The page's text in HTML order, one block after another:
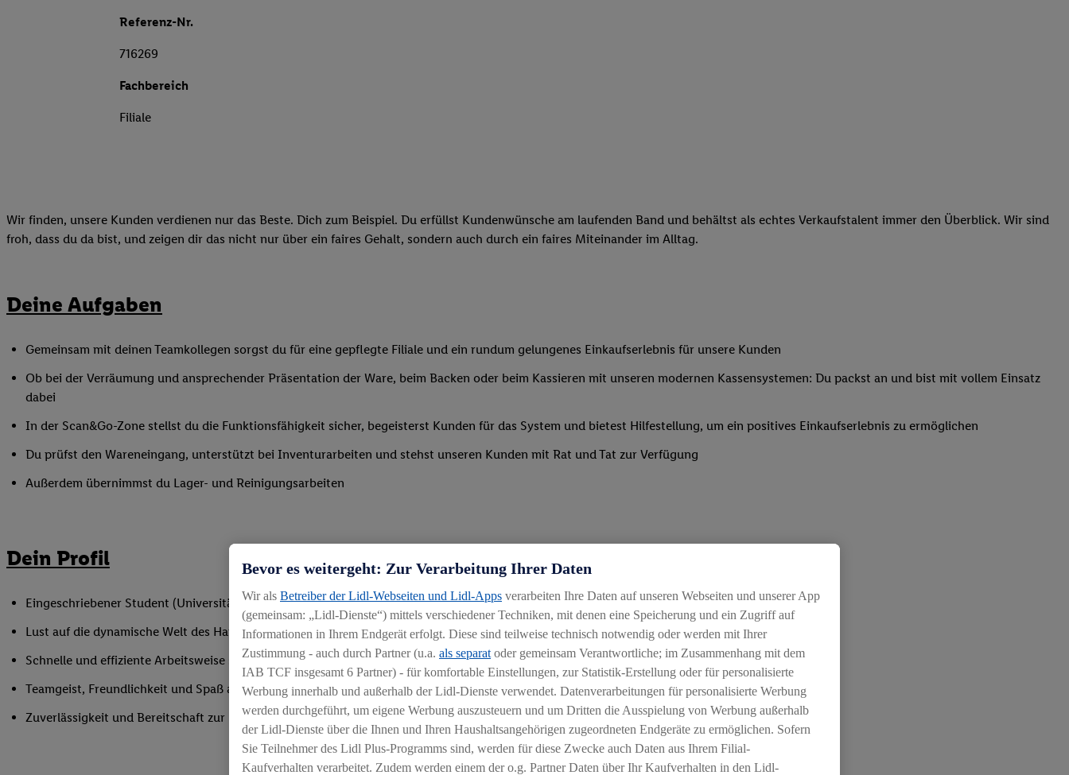
Referenz-Nr.
716269
Fachbereich
Filiale
Wir finden, unsere Kunden verdienen nur das Beste. Dich zum Beispiel. Du erfüllst Kundenwünsche am laufenden Band und behältst als echtes Verkaufstalent immer den Überblick. Wir sind
froh, dass du da bist, und zeigen dir das nicht nur über ein faires Gehalt, sondern auch durch ein faires Miteinander im Alltag.
Deine Aufgaben
Gemeinsam mit deinen Teamkollegen sorgst du für eine gepflegte Filiale und ein rundum gelungenes Einkaufserlebnis für unsere Kunden
Ob bei der Verräumung und ansprechender Präsentation der Ware, beim Backen oder beim Kassieren mit unseren modernen Kassensystemen: Du packst an und bist mit vollem Einsatz
dabei
In der Scan&Go-Zone stellst du die Funktionsfähigkeit sicher, begeisterst Kunden für das System und bietest Hilfestellung, um ein positives Einkaufserlebnis zu ermöglichen
Du prüfst den Wareneingang, unterstützt bei Inventurarbeiten und stehst unseren Kunden mit Rat und Tat zur Verfügung
Außerdem übernimmst du Lager- und Reinigungsarbeiten
Dein Profil
Eingeschriebener Student (Universität oder Hochschule)
Lust auf die dynamische Welt des Handels
Schnelle und effiziente Arbeitsweise sowie Anpassungsfähigkeit an wechselnde Aufgaben
Teamgeist, Freundlichkeit und Spaß am Umgang mit Menschen
Zuverlässigkeit und Bereitschaft zur Unterstützung in flexiblen Schichtmodellen in Absprache mit der Führungskraft
Bevor es weitergeht: Zur Verarbeitung Ihrer Daten
Wir als Betreiber der Lidl-Webseiten und Lidl-Apps verarbeiten Ihre Daten auf unseren Webseiten und unserer App
(gemeinsam: „Lidl-Dienste“) mittels verschiedener Techniken, mit denen eine Speicherung und ein Zugriff auf
Informationen in Ihrem Endgerät erfolgt. Diese sind teilweise technisch notwendig oder werden mit Ihrer
Zustimmung - auch durch Partner (u.a. als separat oder gemeinsam Verantwortliche; im Zusammenhang mit dem
IAB TCF insgesamt 6 Partner) - für komfortable Einstellungen, zur Statistik-Erstellung oder für personalisierte
Werbung innerhalb und außerhalb der Lidl-Dienste verwendet. Datenverarbeitungen für personalisierte Werbung
werden durchgeführt, um eigene Werbung auszusteuern und um Dritten die Ausspielung von Werbung außerhalb
der Lidl-Dienste über die Ihnen und Ihren Haushaltsangehörigen zugeordneten Endgeräte zu ermöglichen. Sofern
Sie Teilnehmer des Lidl Plus-Programms sind, werden für diese Zwecke auch Daten aus Ihrem Filial-
Kaufverhalten verarbeitet. Zudem werden einem der o.g. Partner Daten über Ihr Kaufverhalten in den Lidl-